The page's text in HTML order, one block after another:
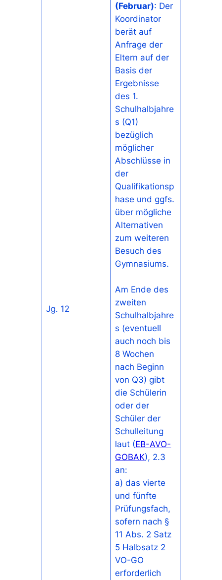
Jg. 12
(Februar): Der
Koordinator
berät auf
Anfrage der
Eltern auf der
Basis der
Ergebnisse
des 1.
Schulhalbjahre
s (Q1)
bezüglich
möglicher
Abschlüsse in
der
Qualifikationsp
hase und ggfs.
über mögliche
Alternativen
zum weiteren
Besuch des
Gymnasiums.
Am Ende des
zweiten
Schulhalbjahre
s (eventuell
auch noch bis
8 Wochen
nach Beginn
von Q3) gibt
die Schülerin
oder der
Schüler der
Schulleitung
laut (EB-AVO-
GOBAK), 2.3
an:
a) das vierte
und fünfte
Prüfungsfach,
sofern nach §
11 Abs. 2 Satz
5 Halbsatz 2
VO-GO
erforderlich